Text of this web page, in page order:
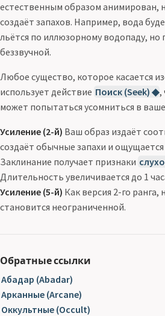
естественным образом анимирован,
создаёт запахов. Например, вода
льётся по иллюзорному водопаду, но
беззвучной.
Любое существо, которое касается
использует действие Поиск (Seek) ◆,
может попытаться усомниться в
Усиление (2-й) Ваш образ издаёт
создаёт обычные запахи и
Заклинание получает признаки
Длительность увеличивается до 1
Усиление (5-й) Как версия 2-го ранга,
становится неограниченной.
Обратные ссылки
Абадар (Abadar)
Арканные (Arcane)
Оккультные (Occult)